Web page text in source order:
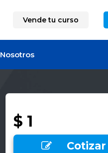
Vende tu curso
Nosotros
$ 1